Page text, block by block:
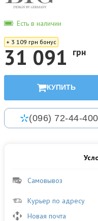
Есть в наличии
+ 3 109 грн бонус
31 091 грн
КУПИТЬ
(096) 72-44-400
Самовывоз
Курьер по адресу
Новая почта